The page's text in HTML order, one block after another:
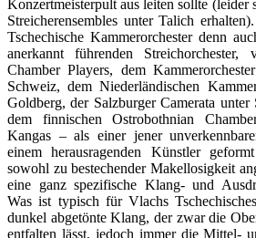
Konzertmeisterpult aus leiten sollte (leider
Streicherensembles unter Talich
Tschechische Kammerorchester denn
anerkannt führenden Streichorchester,
Chamber Players, dem
Schweiz, dem Niederländischen
Goldberg, der Salzburger Camerata
dem finnischen Ostrobothnian
Kangas – als einer jener
einem herausragenden Künstler
sowohl zu bestechender Makellosigkeit
eine ganz spezifische Klang- und
Was ist typisch für Vlachs
dunkel abgetönte Klang, der zwar die
entfalten lässt, jedoch immer die Mittel-